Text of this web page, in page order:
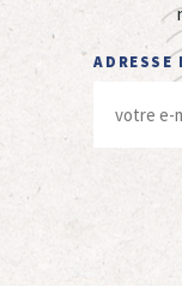
ADRESSE